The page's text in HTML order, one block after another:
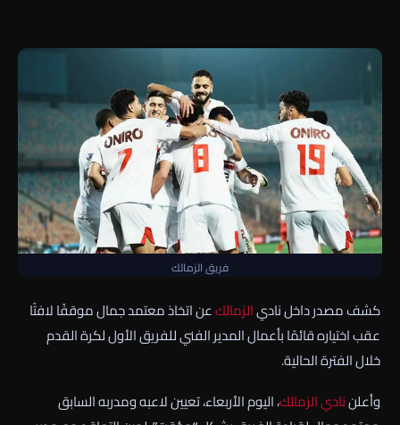
فريق الزمالك
كشف مصدر داخل ناديالزمالكعن اتخاذ معتمد جمال موقفًا لافتًا
عقب اختياره قائمًا بأعمال المدير الفني للفريق الأول لكرة القدم
خلال الفترة الحالية.
وأعلننادي الزمالك، اليوم الأربعاء، تعيين لاعبه ومدربه السابق